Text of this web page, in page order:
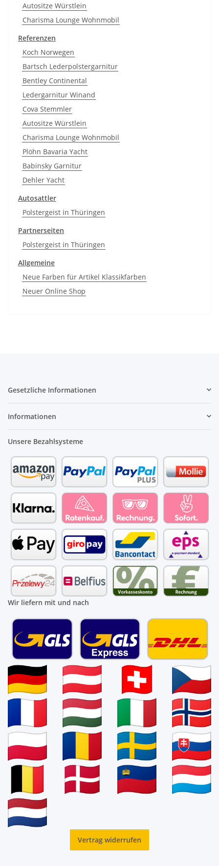
Autositze Würstlein
Charisma Lounge Wohnmobil
Referenzen
Koch Norwegen
Bartsch Lederpolstergarnitur
Bentley Continental
Ledergarnitur Winand
Cova Stemmler
Autositze Würstlein
Charisma Lounge Wohnmobil
Plöhn Bavaria Yacht
Babinsky Garnitur
Dehler Yacht
Autosattler
Polstergeist in Thüringen
Partnerseiten
Polstergeist in Thüringen
Allgemeine
Neue Farben für Artikel Klassikfarben
Neuer Online Shop
Gesetzliche Informationen
Informationen
Unsere Bezahlsysteme
Wir liefern mit und nach
Vertrag widerrufen